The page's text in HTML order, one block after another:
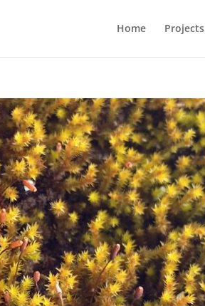
Home Projects